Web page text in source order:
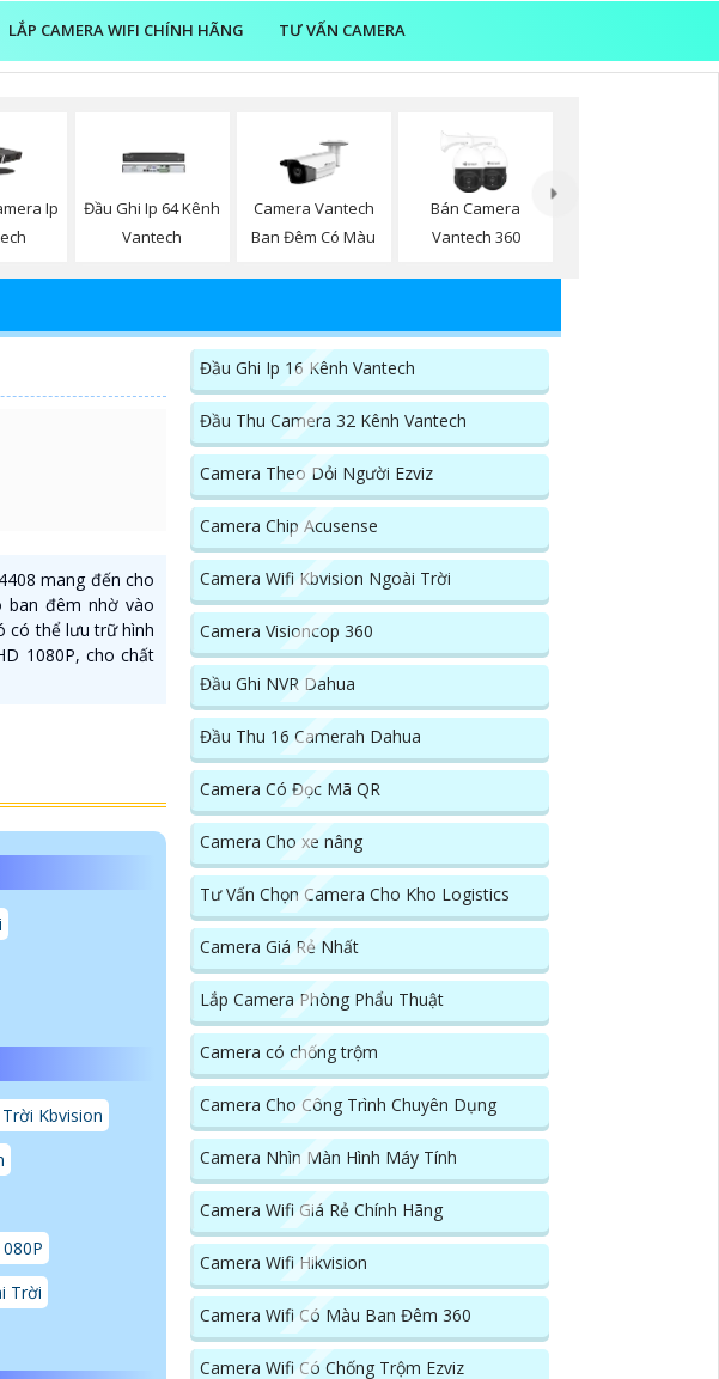
LẮP CAMERA WIFI CHÍNH HÃNG TƯ VẤN CAMERA
Ip
Đầu Ghi Ip 64 Kênh
Vantech
Camera Vantech
Ban Đêm Có Màu
Bán Camera
Vantech 360
mang đến cho
ban đêm nhờ vào
có thể lưu trữ hình
1080P, cho chất
Kbvision
Trời
Đầu Ghi Ip 16 Kênh Vantech
Đầu Thu Camera 32 Kênh Vantech
Camera Theo Dỏi Người Ezviz
Camera Chip Acusense
Camera Wifi Kbvision Ngoài Trời
Camera Visioncop 360
Đầu Ghi NVR Dahua
Đầu Thu 16 Camerah Dahua
Camera Có Đọc Mã QR
Camera Cho xe nâng
Tư Vấn Chọn Camera Cho Kho Logistics
Camera Giá Rẻ Nhất
Lắp Camera Phòng Phẩu Thuật
Camera có chống trộm
Camera Cho Công Trình Chuyên Dụng
Camera Nhìn Màn Hình Máy Tính
Camera Wifi Giá Rẻ Chính Hãng
Camera Wifi Hikvision
Camera Wifi Có Màu Ban Đêm 360
Camera Wifi Có Chống Trộm Ezviz